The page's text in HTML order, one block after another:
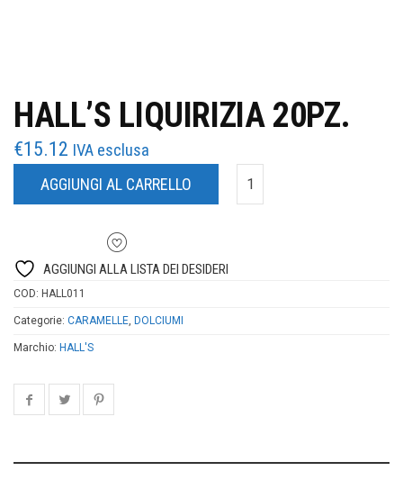
HALL’S LIQUIRIZIA 20PZ.
€15.12 IVA esclusa
AGGIUNGI AL CARRELLO
AGGIUNGI ALLA LISTA DEI DESIDERI
COD: HALL011
Categorie: CARAMELLE, DOLCIUMI
Marchio: HALL'S